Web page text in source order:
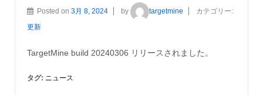
Posted on 3月 8, 2024 by targetmine
カテゴリー:
更新
TargetMine build 20240306 リリースされました。
タグ: ニュース